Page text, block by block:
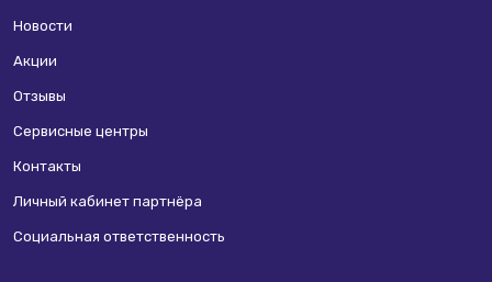
Новости
Акции
Отзывы
Сервисные центры
Контакты
Личный кабинет партнёра
Социальная ответственность